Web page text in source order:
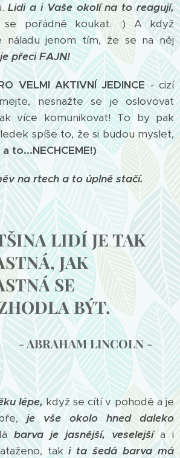
Lidi a i Vaše okolí na to reagují,
pořádně koukat. :) A když
náladu jenom tím, že se na něj
přeci FAJN!
VELMI AKTIVNÍ JEDINCE- cizí
nesnažte se je oslovovat
více komunikovat! To by pak
spíše to, že si budou myslet,
a to...NECHCEME!)
na rtech a to úplně stačí.
LIDÍ JE TAK
JAK
SE
BÝT.
- ABRAHAM LINCOLN -
lépe,když se cítí v pohodě a je
je vše okolo hned daleko
barva je jasnější, veselejší a i
taki ta šedá barva má